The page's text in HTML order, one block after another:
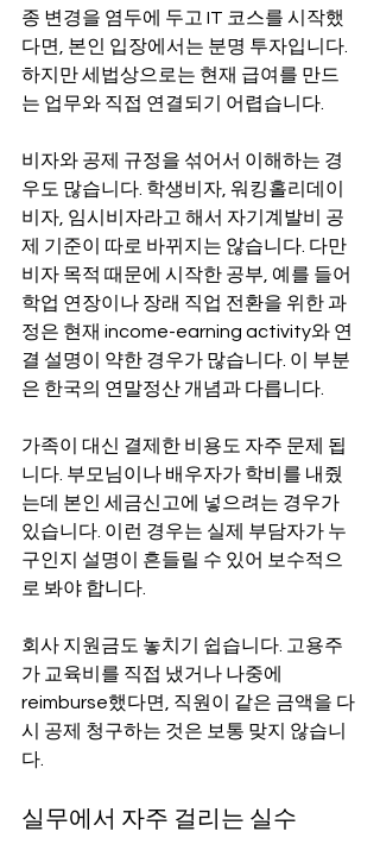
종 변경을 염두에 두고 IT 코스를 시작했
다면, 본인 입장에서는 분명 투자입니다.
하지만 세법상으로는 현재 급여를 만드
는 업무와 직접 연결되기 어렵습니다.
비자와 공제 규정을 섞어서 이해하는 경
우도 많습니다. 학생비자, 워킹홀리데이
비자, 임시비자라고 해서 자기계발비 공
제 기준이 따로 바뀌지는 않습니다. 다만
비자 목적 때문에 시작한 공부, 예를 들어
학업 연장이나 장래 직업 전환을 위한 과
정은 현재 income-earning activity와 연
결 설명이 약한 경우가 많습니다. 이 부분
은 한국의 연말정산 개념과 다릅니다.
가족이 대신 결제한 비용도 자주 문제 됩
니다. 부모님이나 배우자가 학비를 내줬
는데 본인 세금신고에 넣으려는 경우가
있습니다. 이런 경우는 실제 부담자가 누
구인지 설명이 흔들릴 수 있어 보수적으
로 봐야 합니다.
회사 지원금도 놓치기 쉽습니다. 고용주
가 교육비를 직접 냈거나 나중에
reimburse했다면, 직원이 같은 금액을 다
시 공제 청구하는 것은 보통 맞지 않습니
다.
실무에서 자주 걸리는 실수